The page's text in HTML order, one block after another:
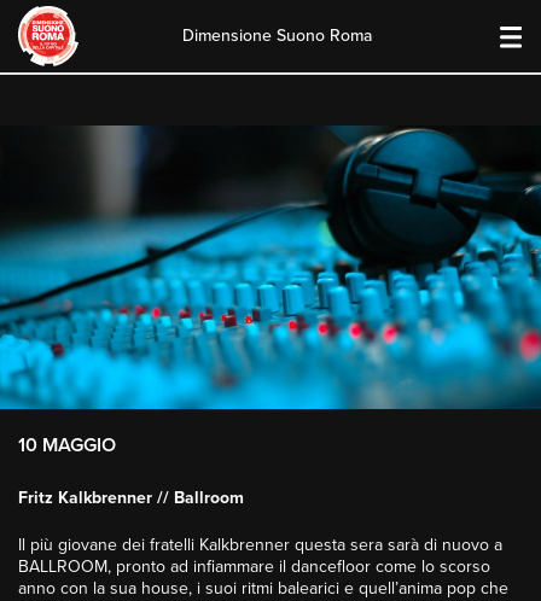
Dimensione Suono Roma
10 MAGGIO
Fritz Kalkbrenner // Ballroom
Il più giovane dei fratelli Kalkbrenner questa sera sarà di nuovo a
BALLROOM, pronto ad infiammare il dancefloor come lo scorso
anno con la sua house, i suoi ritmi balearici e quell’anima pop che